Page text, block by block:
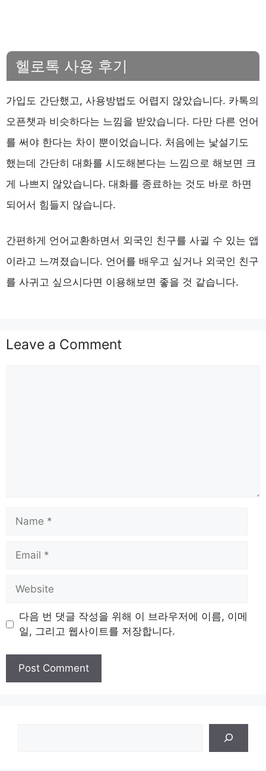
헬로톡 사용 후기
가입도 간단했고, 사용방법도 어렵지 않았습니다. 카톡의
오픈챗과 비슷하다는 느낌을 받았습니다. 다만 다른 언어
를 써야 한다는 차이 뿐이었습니다. 처음에는 낯설기도
했는데 간단히 대화를 시도해본다는 느낌으로 해보면 크
게 나쁘지 않았습니다. 대화를 종료하는 것도 바로 하면
되어서 힘들지 않습니다.
간편하게 언어교환하면서 외국인 친구를 사귈 수 있는 앱
이라고 느껴졌습니다. 언어를 배우고 싶거나 외국인 친구
를 사귀고 싶으시다면 이용해보면 좋을 것 같습니다.
Leave a Comment
Name
Email
Website
다음 번 댓글 작성을 위해 이 브라우저에 이름, 이메
일, 그리고 웹사이트를 저장합니다.